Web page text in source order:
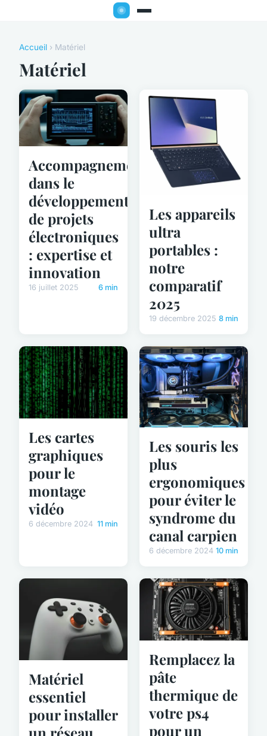
Accueil › Matériel
Matériel
Accompagnement
dans le
développement
de projets
électroniques
: expertise et
innovation
16 juillet 2025 6 min
Les appareils
ultra
portables :
notre
comparatif
2025
19 décembre 2025 8 min
Les cartes
graphiques
pour le
montage
vidéo
6 décembre 2024 11 min
Les souris les
plus
ergonomiques
pour éviter le
syndrome du
canal carpien
6 décembre 2024 10 min
Matériel
essentiel
pour installer
Remplacez la
pâte
thermique de
votre ps4
pour un